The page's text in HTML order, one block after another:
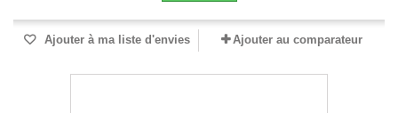
Ajouter à ma liste d'envies Ajouter au comparateur